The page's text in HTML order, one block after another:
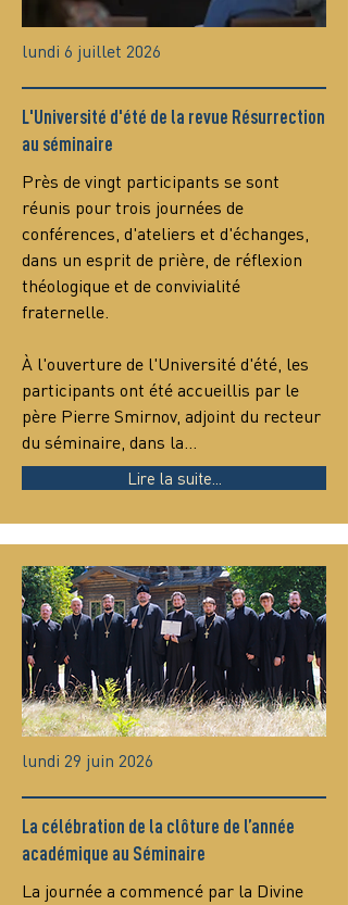
lundi 6 juillet 2026
L'Université d'été de la revue Résurrection
au séminaire
Près de vingt participants se sont
réunis pour trois journées de
conférences, d'ateliers et d'échanges,
dans un esprit de prière, de réflexion
théologique et de convivialité
fraternelle.
À l'ouverture de l'Université d'été, les
participants ont été accueillis par le
père Pierre Smirnov, adjoint du recteur
du séminaire, dans la…
Lire la suite...
lundi 29 juin 2026
La célébration de la clôture de l’année
académique au Séminaire
La journée a commencé par la Divine